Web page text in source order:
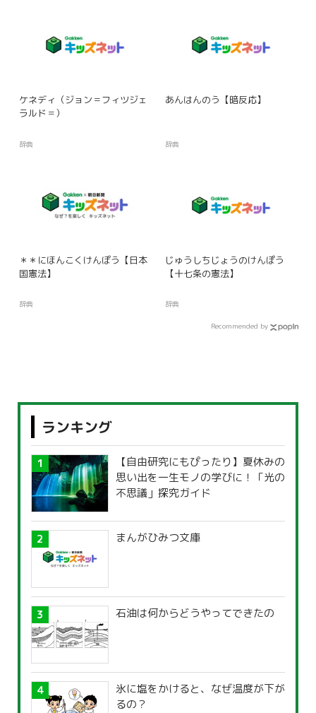
ケネディ（ジョン＝フィツジェ
ラルド＝）
辞典
あんはんのう【暗反応】
辞典
＊＊にほんこくけんぽう【日本
国憲法】
辞典
じゅうしちじょうのけんぽう
【十七条の憲法】
辞典
Recommended by
ランキング
【自由研究にもぴったり】夏休みの
思い出を一生モノの学びに！「光の
不思議」探究ガイド
まんがひみつ文庫
石油は何からどうやってできたの
氷に塩をかけると、なぜ温度が下が
るの？